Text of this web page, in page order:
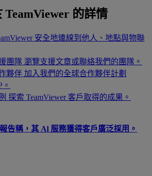
TeamViewer 的詳情
安全地連線到他人、地點與物聯
團隊 瀏覽支援文章或聯絡我們的團隊。
夥伴 加入我們的全球合作夥伴計劃
探索 TeamViewer 客戶取得的成果。
告稱，其 Al 服務獲得客戶廣泛採用。